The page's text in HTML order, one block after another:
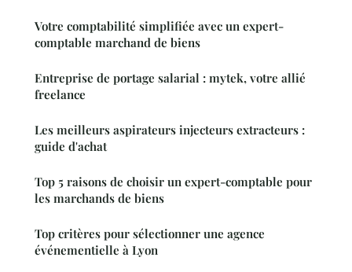
Votre comptabilité simplifiée avec un expert-
comptable marchand de biens
Entreprise de portage salarial : mytek, votre allié
freelance
Les meilleurs aspirateurs injecteurs extracteurs :
guide d'achat
Top 5 raisons de choisir un expert-comptable pour
les marchands de biens
Top critères pour sélectionner une agence
événementielle à Lyon